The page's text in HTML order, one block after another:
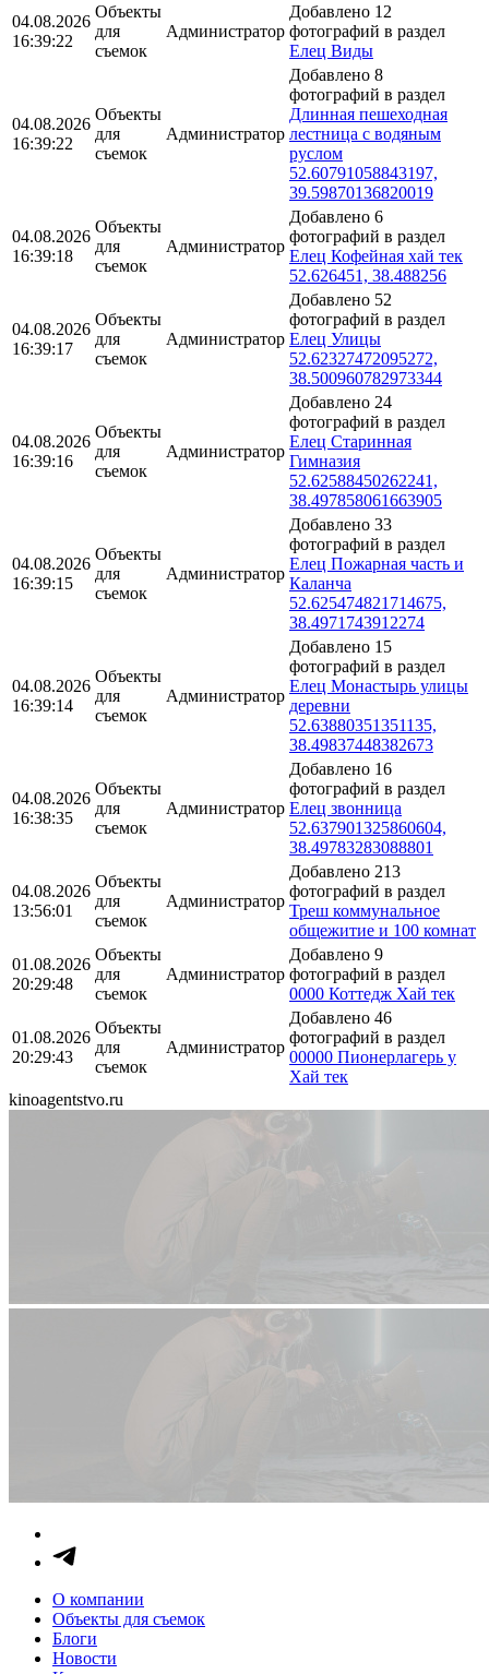
04.08.2026
16:39:22
Объекты
для
съемок
Администратор
Добавлено 12
фотографий в раздел
Елец Виды
04.08.2026
16:39:22
Объекты
для
съемок
Администратор
Добавлено 8
фотографий в раздел
Длинная пешеходная
лестница с водяным
руслом
52.60791058843197,
39.59870136820019
04.08.2026
16:39:18
Объекты
для
съемок
Администратор
Добавлено 6
фотографий в раздел
Елец Кофейная хай тек
52.626451, 38.488256
04.08.2026
16:39:17
Объекты
для
съемок
Администратор
Добавлено 52
фотографий в раздел
Елец Улицы
52.62327472095272,
38.500960782973344
04.08.2026
16:39:16
Объекты
для
съемок
Администратор
Добавлено 24
фотографий в раздел
Елец Старинная
Гимназия
52.62588450262241,
38.497858061663905
04.08.2026
16:39:15
Объекты
для
съемок
Администратор
Добавлено 33
фотографий в раздел
Елец Пожарная часть и
Каланча
52.625474821714675,
38.4971743912274
04.08.2026
16:39:14
Объекты
для
съемок
Администратор
Добавлено 15
фотографий в раздел
Елец Монастырь улицы
деревни
52.63880351351135,
38.49837448382673
04.08.2026
16:38:35
Объекты
для
съемок
Администратор
Добавлено 16
фотографий в раздел
Елец звонница
52.637901325860604,
38.49783283088801
04.08.2026
13:56:01
Объекты
для
съемок
Администратор
Добавлено 213
фотографий в раздел
Треш коммунальное
общежитие и 100 комнат
01.08.2026
20:29:48
Объекты
для
съемок
Администратор
Добавлено 9
фотографий в раздел
0000 Коттедж Хай тек
01.08.2026
20:29:43
Объекты
для
съемок
Администратор
Добавлено 46
фотографий в раздел
00000 Пионерлагерь у
Хай тек
kinoagentstvo.ru
О компании
Объекты для съемок
Блоги
Новости